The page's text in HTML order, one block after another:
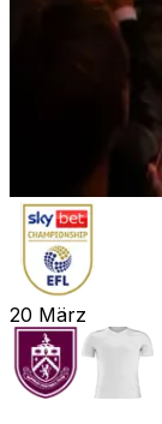
20 März